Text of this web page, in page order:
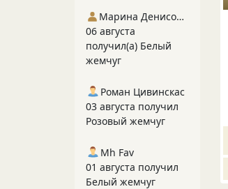
Марина Денисова 5
06 августа
получил(а) Белый
жемчуг
Роман Цивинскас
03 августа получил
Розовый жемчуг
Mh Fav
01 августа получил
Белый жемчуг